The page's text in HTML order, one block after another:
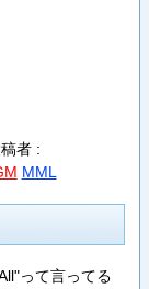
者 :
MML
って言ってる